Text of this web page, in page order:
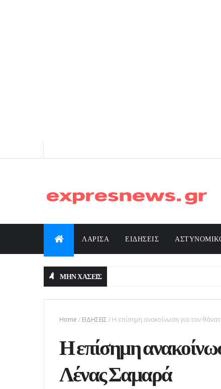
ΛΑΡΙΣΑ ΕΙΔΗΣΕΙΣ
ΜΗΝ ΧΑΣΕΙΣ
Home / ΕΙΔΗΣΕΙΣ / Η επίσημη ανακοίνωση για τον
Η επίσημη
Λένας Σαμαρά